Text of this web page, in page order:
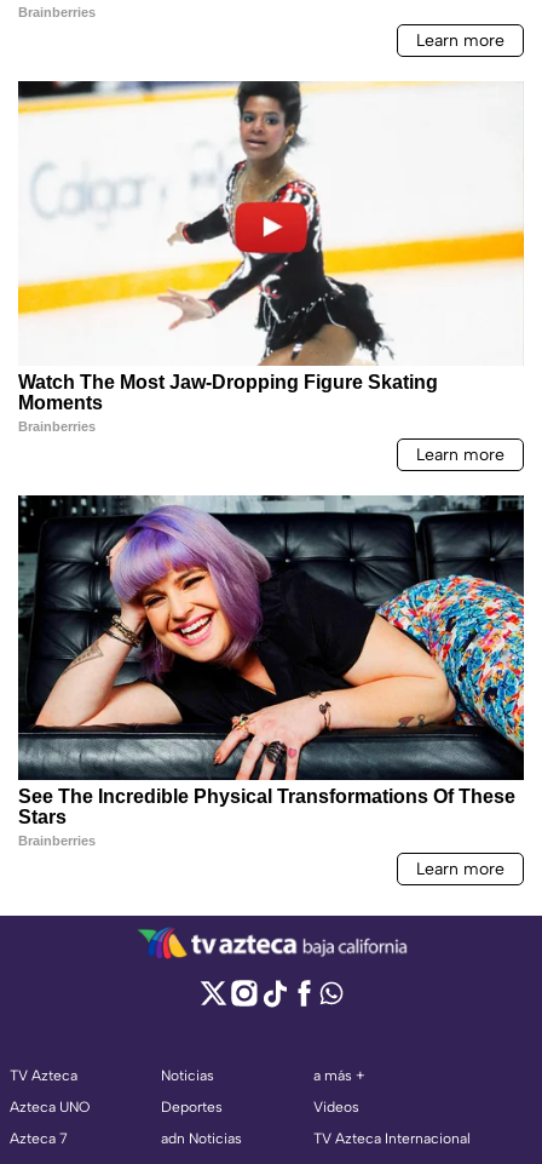
TV Azteca
Azteca UNO
Azteca 7
Noticias
Deportes
adn Noticias
a más +
Videos
TV Azteca Internacional